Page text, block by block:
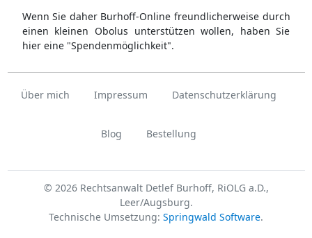
Wenn Sie daher Burhoff-Online freundlicherweise durch
einen kleinen Obolus unterstützen wollen, haben Sie
hier eine "Spendenmöglichkeit".
Über mich Impressum Datenschutzerklärung
Blog Bestellung
© 2026 Rechtsanwalt Detlef Burhoff, RiOLG a.D.,
Leer/Augsburg.
Technische Umsetzung: Springwald Software.